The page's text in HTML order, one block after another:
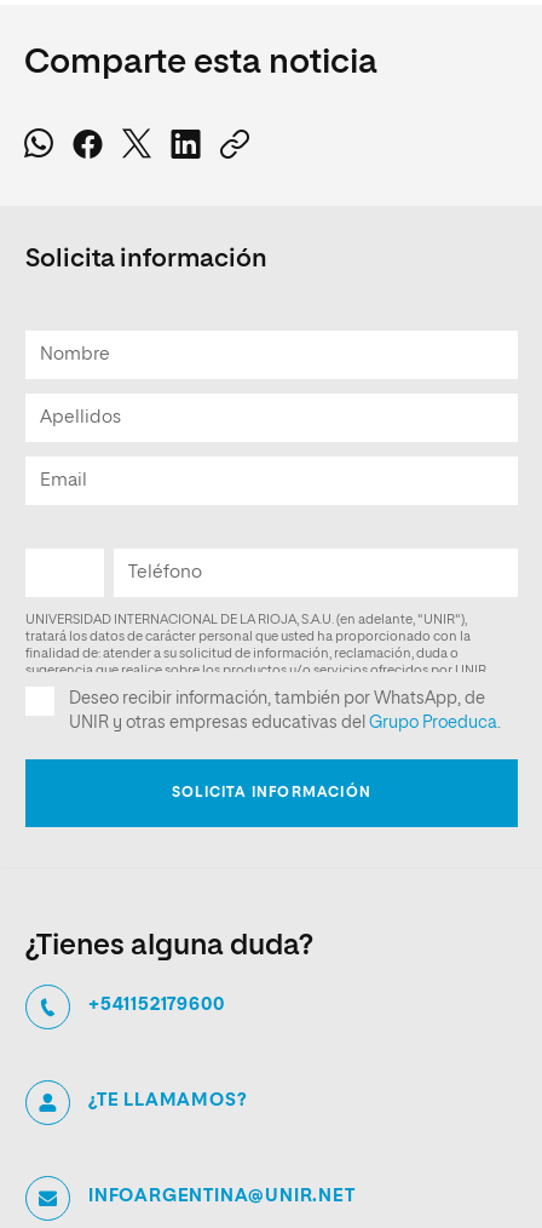
Comparte esta noticia
Solicita información
¿Tienes alguna duda?
+541152179600
¿TE LLAMAMOS?
INFOARGENTINA@UNIR.NET